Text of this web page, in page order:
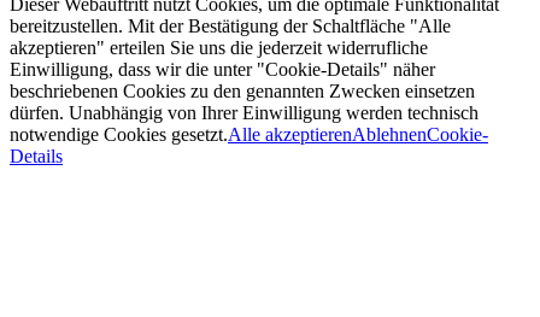
Dieser Webauftritt nutzt Cookies, um die optimale Funktionalität
bereitzustellen. Mit der Bestätigung der Schaltfläche "Alle
akzeptieren" erteilen Sie uns die jederzeit widerrufliche
Einwilligung, dass wir die unter "Cookie-Details" näher
beschriebenen Cookies zu den genannten Zwecken einsetzen
dürfen. Unabhängig von Ihrer Einwilligung werden technisch
notwendige Cookies gesetzt.Alle akzeptierenAblehnenCookie-
Details